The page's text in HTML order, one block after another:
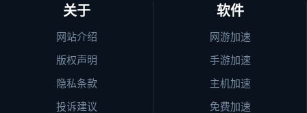
关于
网站介绍
版权声明
隐私条款
投诉建议
软件
网游加速
手游加速
主机加速
免费加速